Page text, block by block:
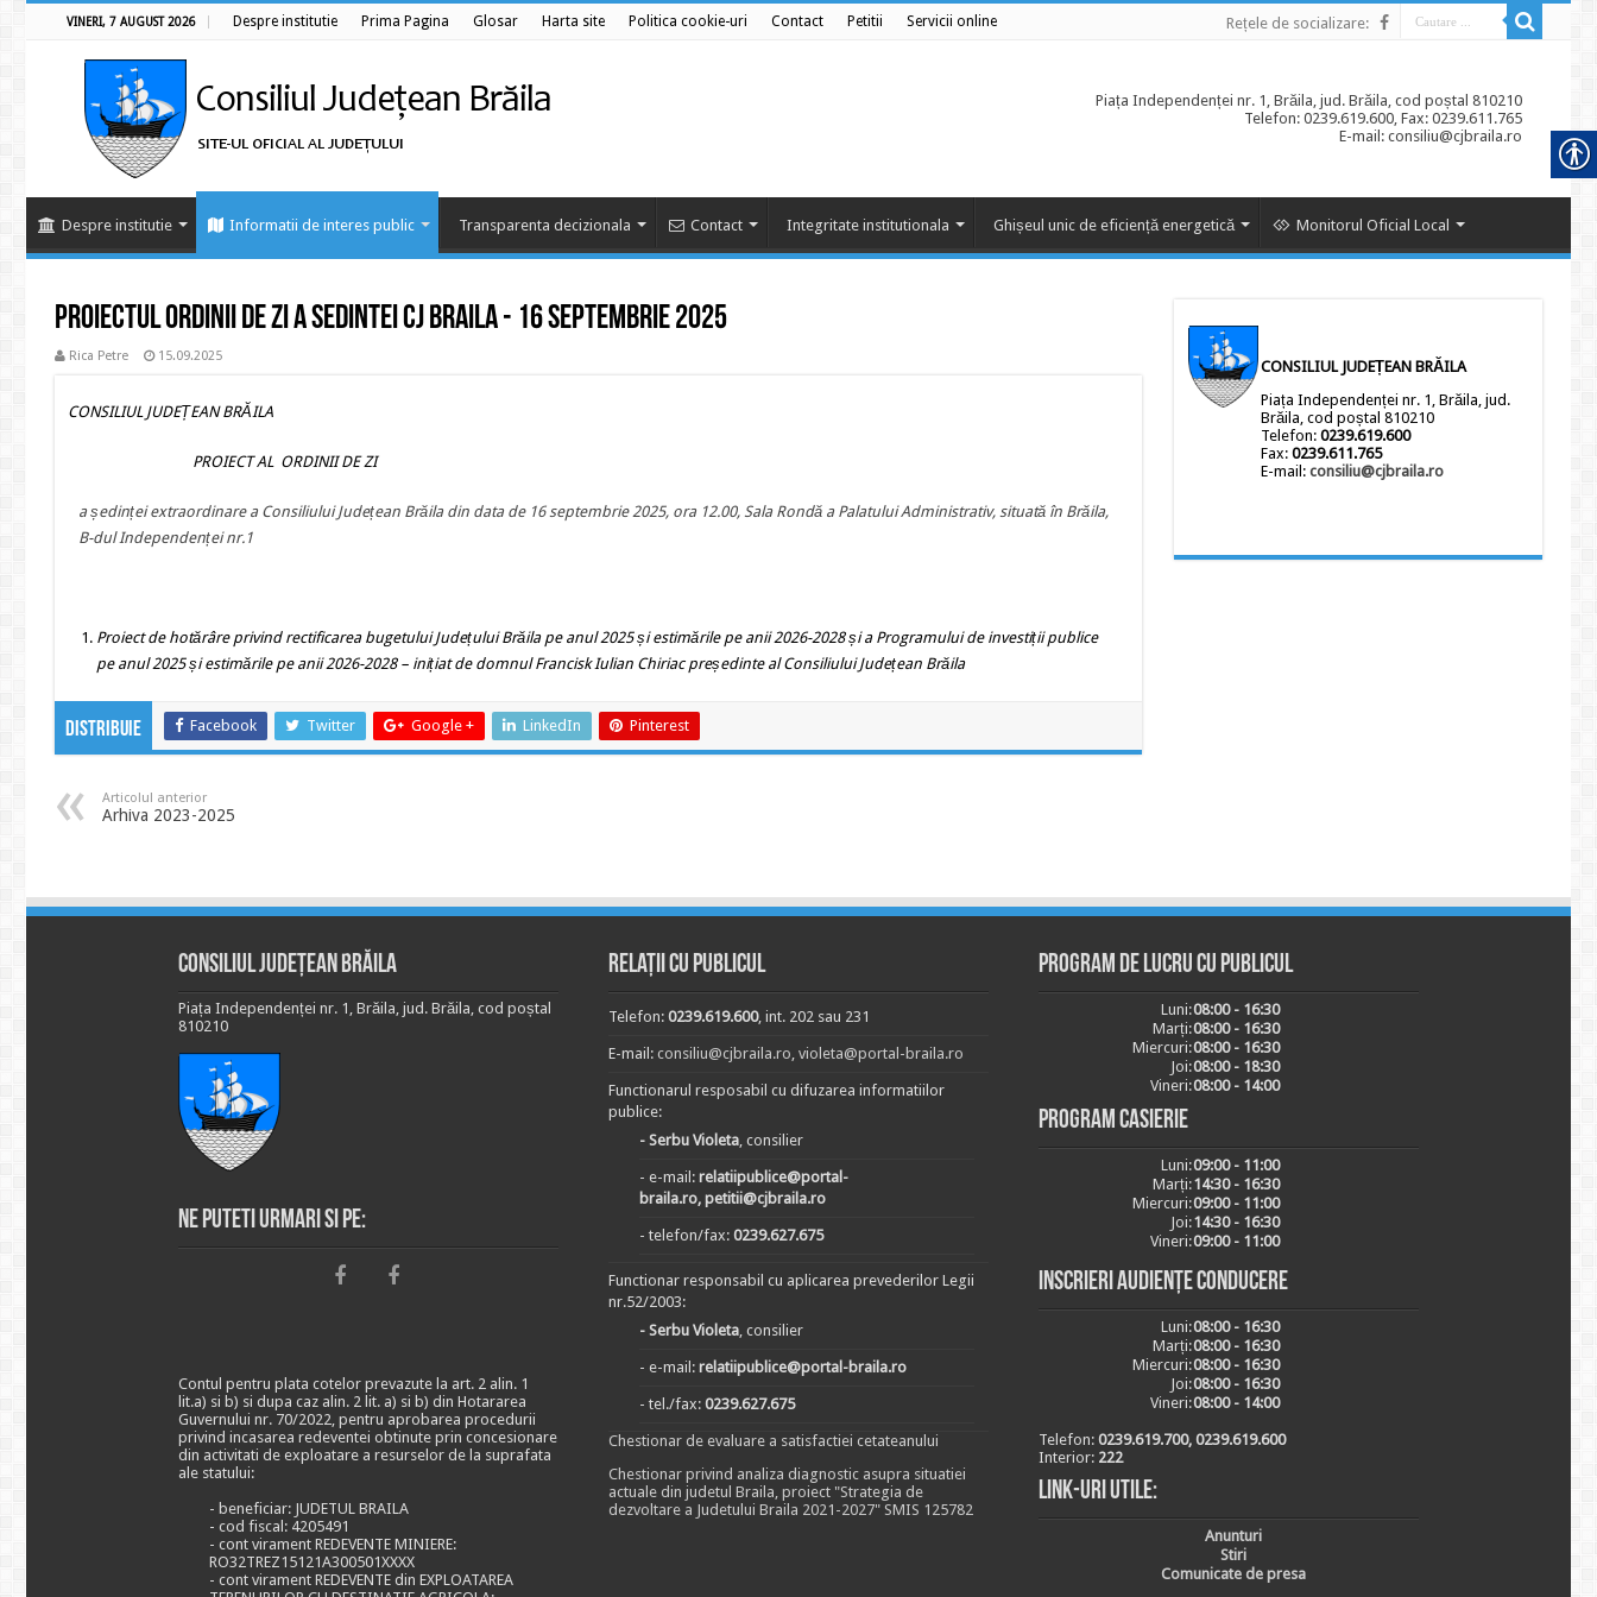
VINERI, 7 AUGUST 2026 Despre institutie Prima Pagina Glosar Harta site Politica cookie-uri Contact Petitii Servicii online Rețele de socializare:
Piața Independenței nr. 1, Brăila, jud. Brăila, cod poștal 810210
Telefon: 0239.619.600, Fax: 0239.611.765
E-mail: consiliu@cjbraila.ro
Despre institutie Informatii de interes public Transparenta decizionala Contact Integritate institutionala Ghișeul unic de eficiență energetică Monitorul Oficial Local
Proiectul ordinii de zi a sedintei CJ BRAILA - 16 septembrie 2025
Rica Petre 15.09.2025
CONSILIUL JUDEȚEAN BRĂILA
PROIECT AL ORDINII DE ZI
a ședinței extraordinare a Consiliului Județean Brăila din data de 16 septembrie 2025, ora 12.00, Sala Rondă a Palatului Administrativ, situată în Brăila,
B-dul Independenței nr.1
Proiect de hotărâre privind rectificarea bugetului Județului Brăila pe anul 2025 și estimările pe anii 2026-2028 și a Programului de investiții publice
pe anul 2025 și estimările pe anii 2026-2028 – inițiat de domnul Francisk Iulian Chiriac președinte al Consiliului Județean Brăila
Distribuie Facebook Twitter Google + LinkedIn Pinterest
Articolul anterior
Arhiva 2023-2025
CONSILIUL JUDEȚEAN BRĂILA
Piața Independenței nr. 1, Brăila, jud.
Brăila, cod poștal 810210
Telefon: 0239.619.600
Fax: 0239.611.765
E-mail: consiliu@cjbraila.ro
Consiliul Județean Brăila
Piața Independenței nr. 1, Brăila, jud. Brăila, cod poștal
810210
Ne puteti urmari si pe:
Contul pentru plata cotelor prevazute la art. 2 alin. 1
lit.a) si b) si dupa caz alin. 2 lit. a) si b) din Hotararea
Guvernului nr. 70/2022, pentru aprobarea procedurii
privind incasarea redeventei obtinute prin concesionare
din activitati de exploatare a resurselor de la suprafata
ale statului:
- beneficiar: JUDETUL BRAILA
- cod fiscal: 4205491
- cont virament REDEVENTE MINIERE:
RO32TREZ15121A300501XXXX
- cont virament REDEVENTE din EXPLOATAREA
Relații cu publicul
Telefon: 0239.619.600, int. 202 sau 231
E-mail: consiliu@cjbraila.ro, violeta@portal-braila.ro
Functionarul resposabil cu difuzarea informatiilor
publice:
- Serbu Violeta, consilier
- e-mail: relatiipublice@portal-
braila.ro, petitii@cjbraila.ro
- telefon/fax: 0239.627.675
Functionar responsabil cu aplicarea prevederilor Legii
nr.52/2003:
- Serbu Violeta, consilier
- e-mail: relatiipublice@portal-braila.ro
- tel./fax: 0239.627.675
Chestionar de evaluare a satisfactiei cetateanului
Chestionar privind analiza diagnostic asupra situatiei
actuale din judetul Braila, proiect "Strategia de
dezvoltare a Judetului Braila 2021-2027" SMIS 125782
Program de lucru cu publicul
Luni:08:00 - 16:30
Marți:08:00 - 16:30
Miercuri:08:00 - 16:30
Joi:08:00 - 18:30
Vineri:08:00 - 14:00
Program casierie
Luni:09:00 - 11:00
Marți:14:30 - 16:30
Miercuri:09:00 - 11:00
Joi:14:30 - 16:30
Vineri:09:00 - 11:00
Inscrieri audiențe conducere
Luni:08:00 - 16:30
Marți:08:00 - 16:30
Miercuri:08:00 - 16:30
Joi:08:00 - 16:30
Vineri:08:00 - 14:00
Telefon: 0239.619.700, 0239.619.600
Interior: 222
Link-uri utile:
Anunturi
Stiri
Comunicate de presa